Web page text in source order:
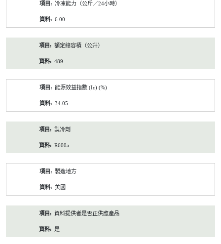
冷凍能力（公斤／24小時）
6.00
額定總容積（公升）
489
能源效益指數 (Iε) (%)
34.05
製冷劑
R600a
製造地方
美國
資料提供者是否正供應產品
是